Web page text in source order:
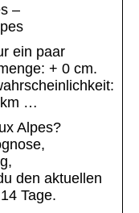
–
ein paar
+ 0 cm.
km …
Alpes?
den aktuellen
Tage.